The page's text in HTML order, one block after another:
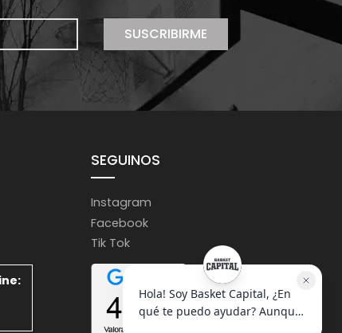
SUSCRIBIRME
SEGUINOS
Instagram
Facebook
Tik Tok